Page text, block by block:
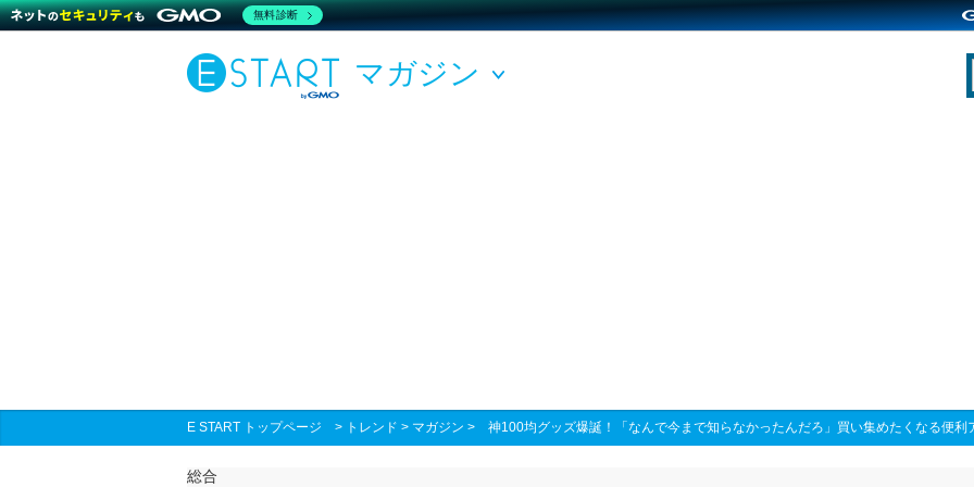
マガジン
E START トップページ > トレンド > マガジン > 神100均グッズ爆誕！「なんで今まで知らなかったんだろ」買い集めたくなる便利
総合
無料診断